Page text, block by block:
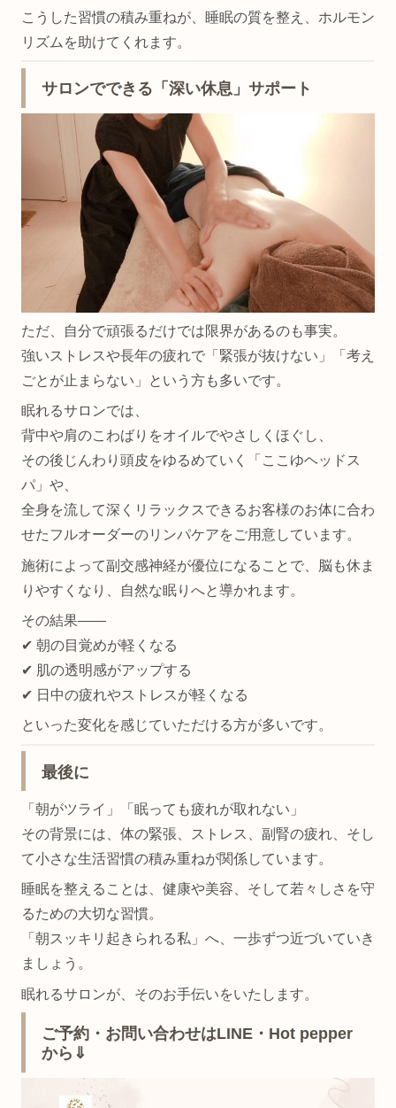
こうした習慣の積み重ねが、睡眠の質を整え、ホルモン
リズムを助けてくれます。
サロンでできる「深い休息」サポート
ただ、自分で頑張るだけでは限界があるのも事実。
強いストレスや長年の疲れで「緊張が抜けない」「考え
ごとが止まらない」という方も多いです。
眠れるサロンでは、
背中や肩のこわばりをオイルでやさしくほぐし、
その後じんわり頭皮をゆるめていく「ここゆヘッドス
パ」や、
全身を流して深くリラックスできるお客様のお体に合わ
せたフルオーダーのリンパケアをご用意しています。
施術によって副交感神経が優位になることで、脳も休ま
りやすくなり、自然な眠りへと導かれます。
その結果――
✔︎ 朝の目覚めが軽くなる
✔︎ 肌の透明感がアップする
✔︎ 日中の疲れやストレスが軽くなる
といった変化を感じていただける方が多いです。
最後に
「朝がツライ」「眠っても疲れが取れない」
その背景には、体の緊張、ストレス、副腎の疲れ、そし
て小さな生活習慣の積み重ねが関係しています。
睡眠を整えることは、健康や美容、そして若々しさを守
るための大切な習慣。
「朝スッキリ起きられる私」へ、一歩ずつ近づいていき
ましょう。
眠れるサロンが、そのお手伝いをいたします。
ご予約・お問い合わせはLINE・Hot pepper
から⇓